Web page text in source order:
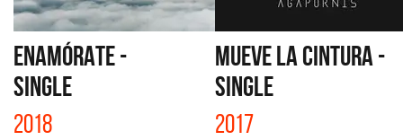
ENAMÓRATE -
SINGLE
2018
MUEVE LA CINTURA -
SINGLE
2017